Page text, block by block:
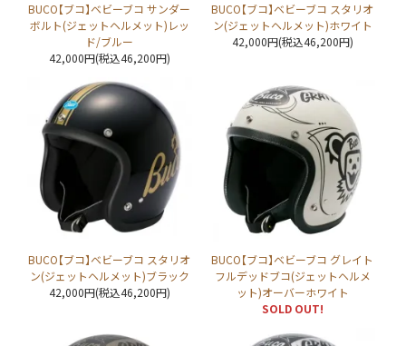
BUCO【ブコ】ベビーブコ サンダー
ボルト(ジェットヘルメット)レッ
ド/ブルー
42,000円(税込46,200円)
BUCO【ブコ】ベビーブコ スタリオ
ン(ジェットヘルメット)ホワイト
42,000円(税込46,200円)
BUCO【ブコ】ベビーブコ スタリオ
ン(ジェットヘルメット)ブラック
42,000円(税込46,200円)
BUCO【ブコ】ベビーブコ グレイト
フルデッドブコ(ジェットヘルメ
ット)オーバーホワイト
SOLD OUT!